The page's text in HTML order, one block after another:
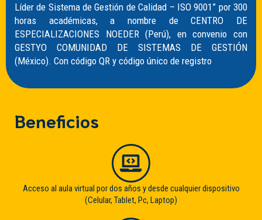
Líder de Sistema de Gestión de Calidad – ISO 9001” por 300
horas académicas, a nombre de CENTRO DE
ESPECIALIZACIONES NOEDER (Perú), en convenio con
GESTYO COMUNIDAD DE SISTEMAS DE GESTIÓN
(México). Con código QR y código único de registro
Beneficios
Acceso al aula virtual por dos años y desde cualquier dispositivo
(Celular, Tablet, Pc, Laptop)